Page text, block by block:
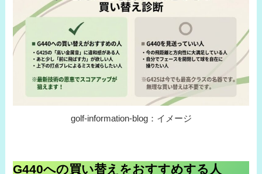
golf-information-blog：イメージ
G440への買い替えをおすすめする人